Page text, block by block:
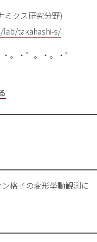
クス研究分野)
takahashi-s/
・゜。・。・゜
子の変形挙動観測に